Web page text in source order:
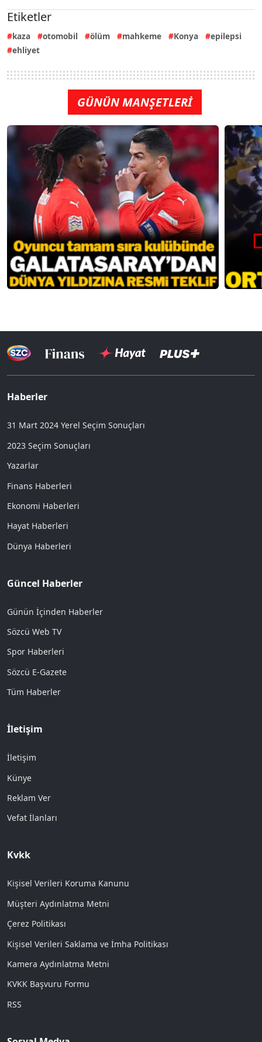
Etiketler
kaza otomobil ölüm mahkeme Konya
epilepsi
ehliyet
GÜNÜN MANŞETLERİ
Haberler
31 Mart 2024 Yerel Seçim Sonuçları
2023 Seçim Sonuçları
Yazarlar
Finans Haberleri
Ekonomi Haberleri
Hayat Haberleri
Dünya Haberleri
Güncel Haberler
Günün İçinden Haberler
Sözcü Web TV
Spor Haberleri
Sözcü E-Gazete
Tüm Haberler
İletişim
İletişim
Künye
Reklam Ver
Vefat İlanları
Kvkk
Kişisel Verileri Koruma Kanunu
Müşteri Aydınlatma Metni
Çerez Politikası
Kişisel Verileri Saklama ve İmha Politikası
Kamera Aydınlatma Metni
KVKK Başvuru Formu
RSS